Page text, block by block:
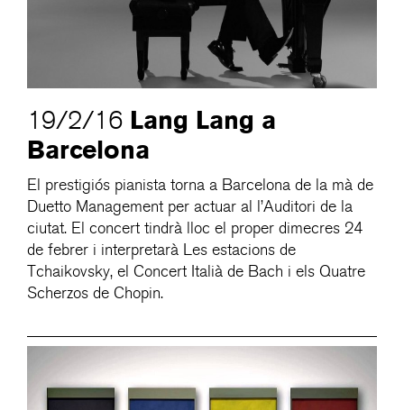
19/2/16 Lang Lang a
Barcelona
El prestigiós pianista torna a Barcelona de la mà de
Duetto Management per actuar al l’Auditori de la
ciutat. El concert tindrà lloc el proper dimecres 24
de febrer i interpretarà Les estacions de
Tchaikovsky, el Concert Italià de Bach i els Quatre
Scherzos de Chopin.